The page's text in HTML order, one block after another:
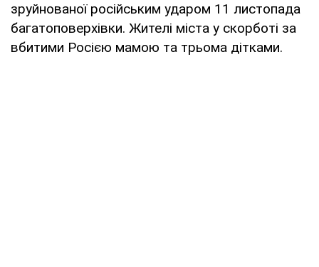
зруйнованої російським ударом 11 листопада
багатоповерхівки. Жителі міста у скорботі за
вбитими Росією мамою та трьома дітками.